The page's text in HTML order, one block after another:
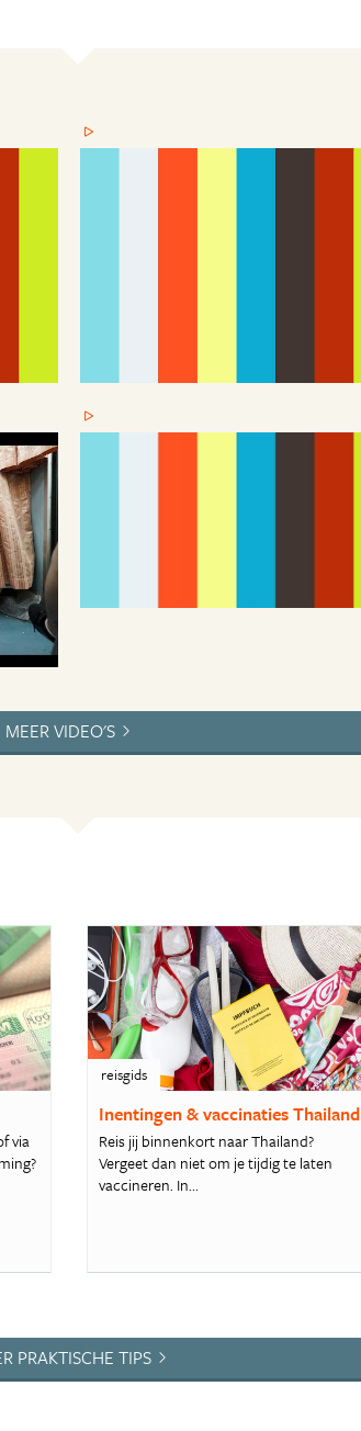
MEER VIDEO'S
via
reisgids
Inentingen & vaccinaties Thailand
Reis jij binnenkort naar Thailand?
Vergeet dan niet om je tijdig te laten
vaccineren. In...
PRAKTISCHE TIPS